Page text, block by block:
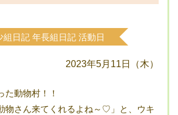
組日記 年長組日記 活動日
2023年5月11日（木）
た動物村！！
物さん来てくれるよね～♡」と、ウキ